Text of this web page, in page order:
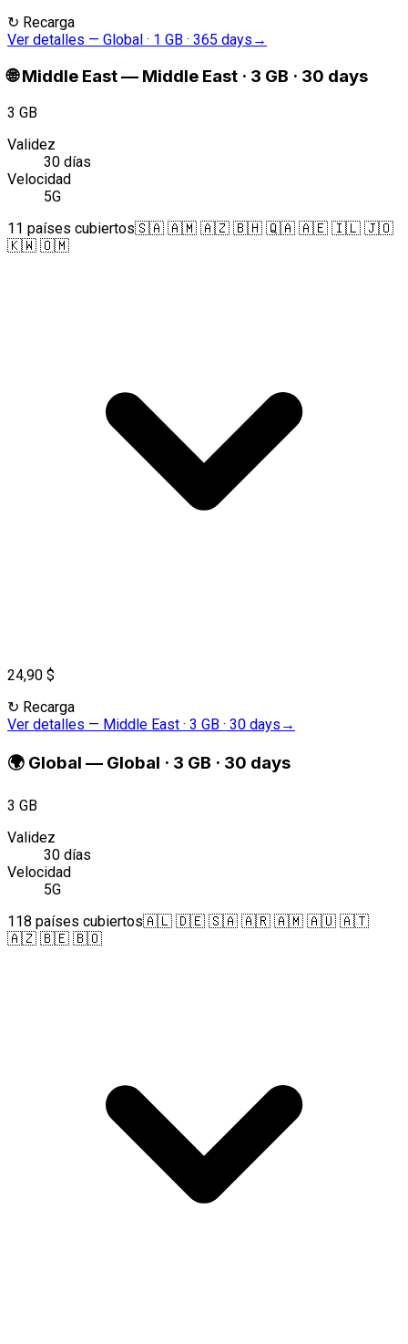
↻ Recarga
Ver detalles — Global · 1 GB · 365 days →
🌐 Middle East— Middle East · 3 GB · 30 days
3 GB
Validez
30 días
Velocidad
5G
11 países cubiertos🇸🇦 🇦🇲 🇦🇿 🇧🇭 🇶🇦 🇦🇪 🇮🇱 🇯🇴
🇰🇼 🇴🇲
24,90 $
↻ Recarga
Ver detalles — Middle East · 3 GB · 30 days →
🌍 Global — Global · 3 GB · 30 days
3 GB
Validez
30 días
Velocidad
5G
118 países cubiertos🇦🇱 🇩🇪 🇸🇦 🇦🇷 🇦🇲 🇦🇺 🇦🇹
🇦🇿 🇧🇪 🇧🇴